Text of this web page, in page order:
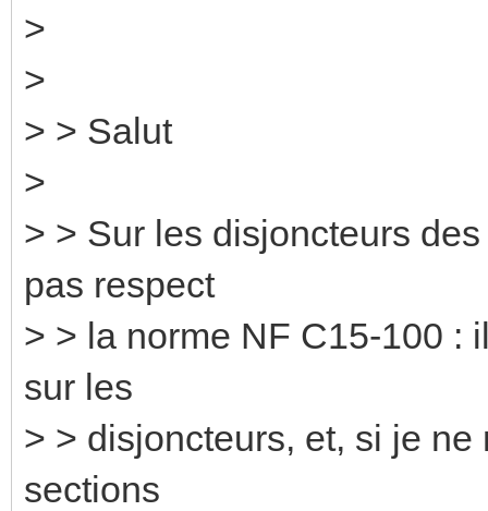
>
>
> > Salut
>
> > Sur les disjoncteurs
pas respect
> > la norme NF C15-100 :
sur les
> > disjoncteurs, et, si je
sections